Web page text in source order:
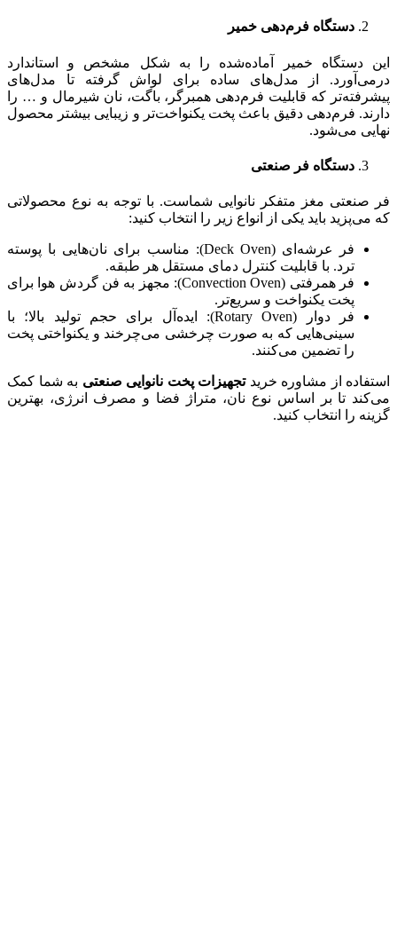
دستگاه فرم‌دهی خمیر
این دستگاه خمیر آماده‌شده را به شکل مشخص و استاندارد
درمی‌آورد. از مدل‌های ساده برای لواش گرفته تا مدل‌های
پیشرفته‌تر که قابلیت فرم‌دهی همبرگر، باگت، نان شیرمال و … را
دارند. فرم‌دهی دقیق باعث پخت یکنواخت‌تر و زیبایی بیشتر محصول
نهایی می‌شود.
دستگاه فر صنعتی
فر صنعتی مغز متفکر نانوایی شماست. با توجه به نوع محصولاتی
که می‌پزید باید یکی از انواع زیر را انتخاب کنید:
فر عرشه‌ای (Deck Oven): مناسب برای نان‌هایی با پوسته
ترد. با قابلیت کنترل دمای مستقل هر طبقه.
فر همرفتی (Convection Oven): مجهز به فن گردش هوا برای
پخت یکنواخت و سریع‌تر.
فر دوار (Rotary Oven): ایده‌آل برای حجم تولید بالا؛ با
سینی‌هایی که به صورت چرخشی می‌چرخند و یکنواختی پخت
را تضمین می‌کنند.
استفاده از مشاوره خریدتجهیزات پخت نانوایی صنعتی به شما کمک
می‌کند تا بر اساس نوع نان، متراژ فضا و مصرف انرژی، بهترین
گزینه را انتخاب کنید.